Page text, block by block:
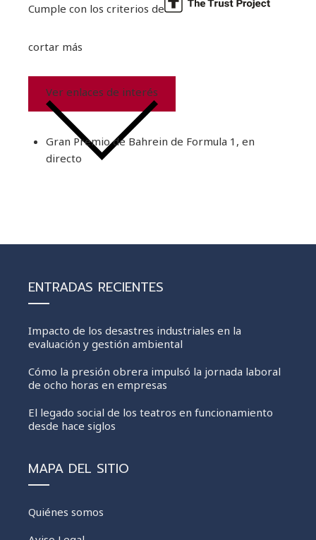
Cumple con los criterios de
cortar más
Ver enlaces de interés
Gran Premio de Bahrein de Formula 1, en
directo
ENTRADAS RECIENTES
Impacto de los desastres industriales en la
evaluación y gestión ambiental
Cómo la presión obrera impulsó la jornada laboral
de ocho horas en empresas
El legado social de los teatros en funcionamiento
desde hace siglos
MAPA DEL SITIO
Quiénes somos